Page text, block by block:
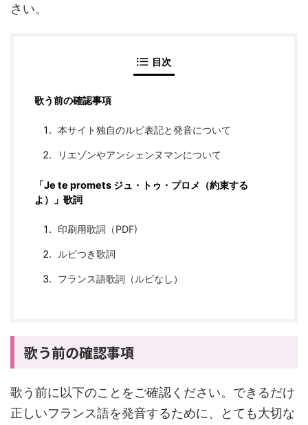
さい。
目次
歌う前の確認事項
本サイト独自のルビ表記と発音について
リエゾンやアンシェンヌマンについて
「Je te promets ジュ・トゥ・プロメ（約束する
よ）」歌詞
印刷用歌詞（PDF)
ルビつき歌詞
フランス語歌詞（ルビなし）
歌う前の確認事項
歌う前に以下のことをご確認ください。できるだけ
正しいフランス語を発音するために、とても大切な